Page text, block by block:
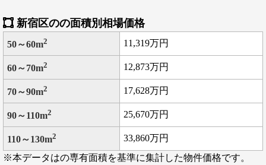
新宿区のの面積別相場価格
50～60m2 11,319万円
60～70m2 12,873万円
70～90m2 17,628万円
90～110m2 25,670万円
110～130m2
33,860万円
※本データはの専有面積を基準に集計した物件価格です。